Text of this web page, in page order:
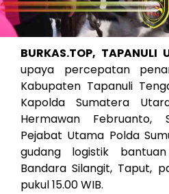
BURKAS.TOP, TAPANULI
upaya percepatan
Kabupaten Tapanuli
Kapolda Sumatera
Hermawan Februanto,
Pejabat Utama Polda
gudang logistik
Bandara Silangit, Taput,
pukul 15.00 WIB.